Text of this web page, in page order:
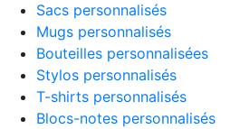
Sacs personnalisés
Mugs personnalisés
Bouteilles personnalisées
Stylos personnalisés
T-shirts personnalisés
Blocs-notes personnalisés